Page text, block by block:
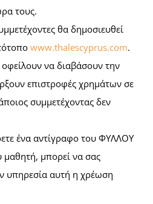
τους.
θα δημοσιευθεί
www.thalescyprus.com.
οφείλουν να διαβάσουν την
επιστροφές χρημάτων σε
συμμετέχοντας δεν
ένα αντίγραφο του ΦΥΛΛΟΥ
μπορεί να σας
υπηρεσία αυτή η χρέωση